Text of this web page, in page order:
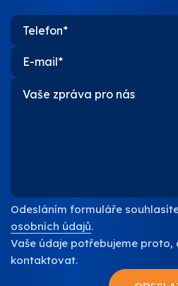
Odesláním formuláře
osobních údajů.
Vaše údaje potřebujeme
kontaktovat.